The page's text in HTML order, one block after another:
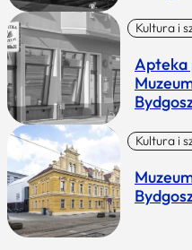
Kultura i
Apteka
Kultura i